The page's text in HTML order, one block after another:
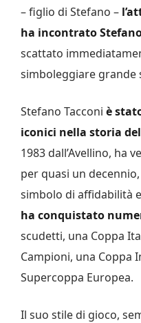
– figlio di Stefano –
ha incontrato
scattato
simboleggiare grande
Stefano Tacconi è
iconici nella storia
1983 dall’Avellino, ha
per quasi un
simbolo di affidabilità
ha conquistato
scudetti, una Coppa
Campioni, una Coppa
Supercoppa Europea.
Il suo stile di gioco,